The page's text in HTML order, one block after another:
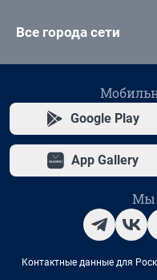
Все города сети
Google Play
App Gallery
Мы
Контактные данные для